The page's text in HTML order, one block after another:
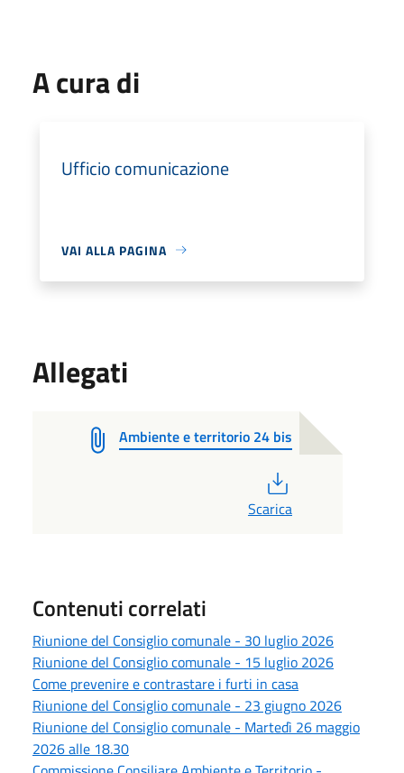
A cura di
Ufficio comunicazione
VAI ALLA PAGINA
Allegati
Ambiente e territorio 24 bis
Scarica
Contenuti correlati
Riunione del Consiglio comunale - 30 luglio 2026
Riunione del Consiglio comunale - 15 luglio 2026
Come prevenire e contrastare i furti in casa
Riunione del Consiglio comunale - 23 giugno 2026
Riunione del Consiglio comunale - Martedì 26 maggio
2026 alle 18.30